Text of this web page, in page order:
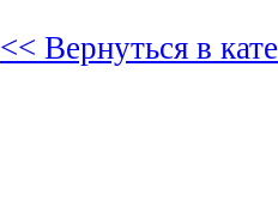
<< Вернуться в